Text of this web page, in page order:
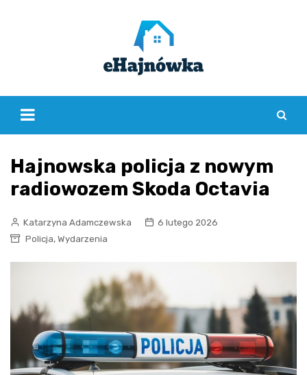
Hajnowska policja z nowym
radiowozem Skoda Octavia
Katarzyna Adamczewska
6 lutego 2026
Policja, Wydarzenia